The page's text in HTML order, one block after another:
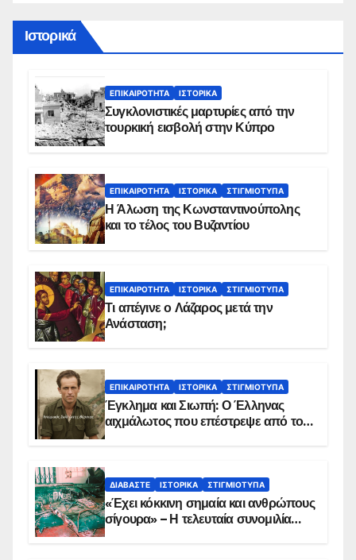
Ιστορικά
ΕΠΙΚΑΙΡΌΤΗΤΑ ΙΣΤΟΡΙΚΆ
Συγκλονιστικές μαρτυρίες από την
τουρκική εισβολή στην Κύπρο
ΕΠΙΚΑΙΡΌΤΗΤΑ ΙΣΤΟΡΙΚΆ ΣΤΙΓΜΙΌΤΥΠΑ
Η Άλωση της Κωνσταντινούπολης
και το τέλος του Βυζαντίου
ΕΠΙΚΑΙΡΌΤΗΤΑ ΙΣΤΟΡΙΚΆ ΣΤΙΓΜΙΌΤΥΠΑ
Τι απέγινε ο Λάζαρος μετά την
Ανάσταση;
ΕΠΙΚΑΙΡΌΤΗΤΑ ΙΣΤΟΡΙΚΆ ΣΤΙΓΜΙΌΤΥΠΑ
Έγκλημα και Σιωπή: Ο Έλληνας
αιχμάλωτος που επέστρεψε από το
ΔΙΑΒΆΣΤΕ ΙΣΤΟΡΙΚΆ ΣΤΙΓΜΙΌΤΥΠΑ
«Έχει κόκκινη σημαία και ανθρώπους
σίγουρα» – Η τελευταία συνομιλία